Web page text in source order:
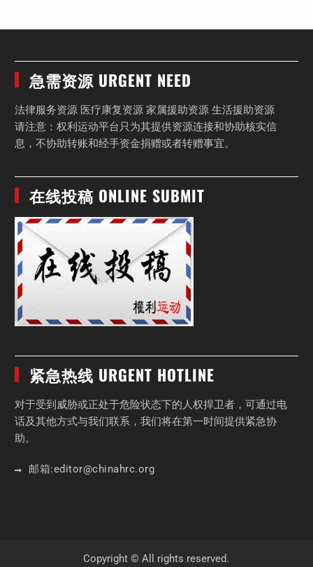
急需资源 URGENT NEED
法律服务资源 医疗康复资源 家属援助资源 生活援助资源
请注意：权利运动平台只为其提供资源连接和协助核实信
息，不协助转账和经手资金捐赠或者转赠事宜。
在线投稿 ONLINE SUBMIT
紧急热线 URGENT HOTLINE
对于受到威胁或正处于危险状态下的人权捍卫者，可通过电
话及其他方式与我们联系，我们将在第一时间提供紧急协
助。
邮箱:editor@chinahrc.org
Copyright © All rights reserved.